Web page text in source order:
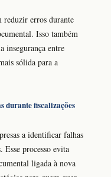
reduzir erros durante
Isso também
insegurança entre
sólida para a
durante fiscalizações
a identificar falhas
Esse processo evita
ligada à nova